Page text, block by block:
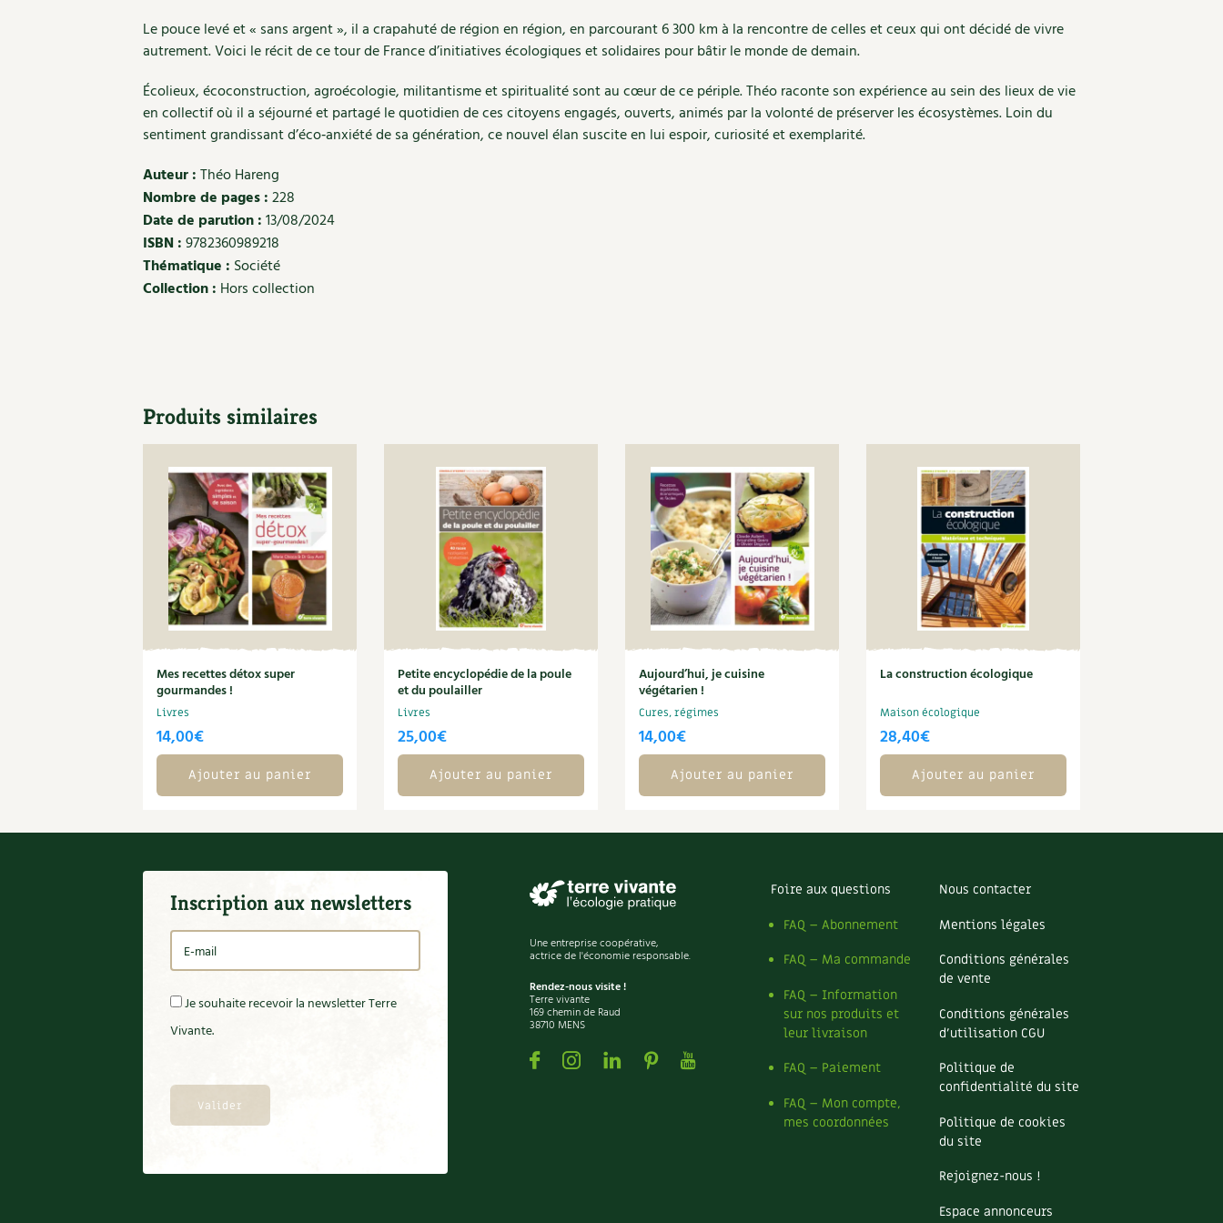
Le pouce levé et « sans argent », il a crapahuté de région en région, en parcourant 6 300 km à la rencontre de celles et ceux qui ont décidé de vivre
autrement. Voici le récit de ce tour de France d’initiatives écologiques et solidaires pour bâtir le monde de demain.
Écolieux, écoconstruction, agroécologie, militantisme et spiritualité sont au cœur de ce périple. Théo raconte son expérience au sein des lieux de vie
en collectif où il a séjourné et partagé le quotidien de ces citoyens engagés, ouverts, animés par la volonté de préserver les écosystèmes. Loin du
sentiment grandissant d’éco‑anxiété de sa génération, ce nouvel élan suscite en lui espoir, curiosité et exemplarité.
Auteur :Théo Hareng
Nombre de pages :228
Date de parution :13/08/2024
ISBN :9782360989218
Thématique : Société
Collection : Hors collection
Produits similaires
Mes recettes détox super
gourmandes !
Livres
14,00€
Ajouter au panier
Petite encyclopédie de la poule
et du poulailler
Livres
25,00€
Ajouter au panier
Aujourd’hui, je cuisine
végétarien !
Cures, régimes
14,00€
Ajouter au panier
La construction écologique
Maison écologique
28,40€
Ajouter au panier
Inscription aux newsletters
Je souhaite recevoir la newsletter Terre
Vivante.
Une entreprise coopérative,
actrice de l'économie responsable.
Rendez-nous visite !
Terre vivante
169 chemin de Raud
38710 MENS
FacebookInstagramLinkedin
PinterestYoutube
Foire aux questions
FAQ – Abonnement
FAQ – Ma commande
FAQ – Information
sur nos produits et
leur livraison
FAQ – Paiement
FAQ – Mon compte,
mes coordonnées
Nous contacter
Mentions légales
Conditions générales
de vente
Conditions générales
d’utilisation CGU
Politique de
confidentialité du site
Politique de cookies
du site
Rejoignez-nous !
Espace annonceurs